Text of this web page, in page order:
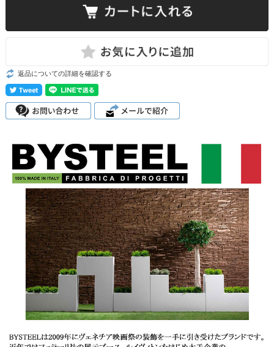
返品についての詳細を確認する